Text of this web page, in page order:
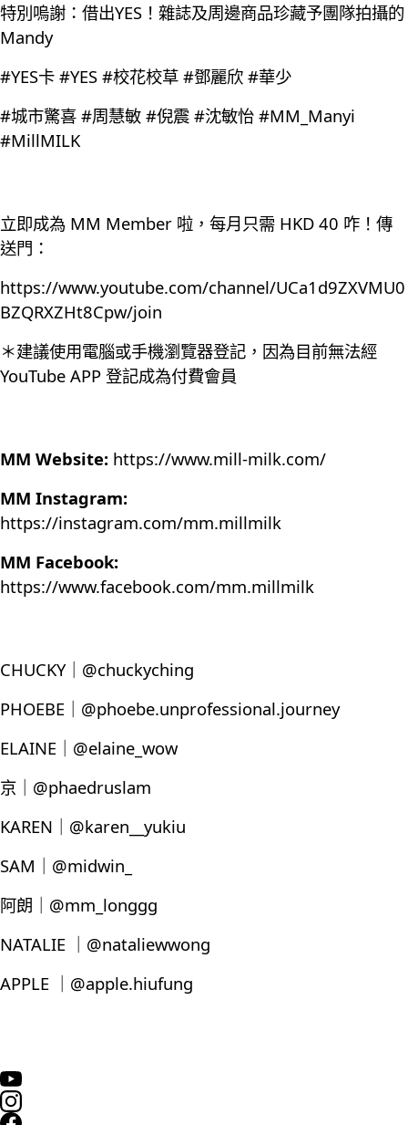
特別嗚謝：借出YES！雜誌及周邊商品珍藏予團隊拍攝的
Mandy
#YES卡 #YES #校花校草 #鄧麗欣 #華少
#城市驚喜 #周慧敏 #倪震 #沈敏怡 #MM_Manyi
#MillMILK
立即成為 MM Member 啦，每月只需 HKD 40 咋！傳
送門：
https://www.youtube.com/channel/UCa1d9ZXVMU0
BZQRXZHt8Cpw/join
＊建議使用電腦或手機瀏覽器登記，因為目前無法經
YouTube APP 登記成為付費會員
MM Website: https://www.mill-milk.com/
MM Instagram:
https://instagram.com/mm.millmilk
MM Facebook:
https://www.facebook.com/mm.millmilk
CHUCKY｜@chuckyching
PHOEBE｜@phoebe.unprofessional.journey
ELAINE｜@elaine_wow
京｜@phaedruslam
KAREN｜@karen__yukiu
SAM｜@midwin_
阿朗｜@mm_longgg
NATALIE ｜@nataliewwong
APPLE ｜@apple.hiufung